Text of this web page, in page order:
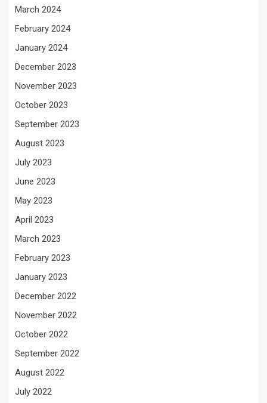
March 2024
February 2024
January 2024
December 2023
November 2023
October 2023
September 2023
August 2023
July 2023
June 2023
May 2023
April 2023
March 2023
February 2023
January 2023
December 2022
November 2022
October 2022
September 2022
August 2022
July 2022